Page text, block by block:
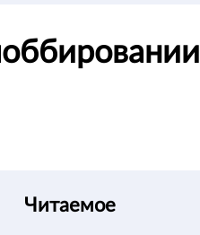
Читаемое